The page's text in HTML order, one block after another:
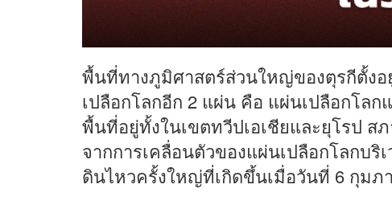
พื้นที่ทางภูมิศาสตร์ส่วนใหญ่ของตุรกีตั้งอ
เปลือกโลกอีก 2 แผ่น คือ แผ่นเปลือกโล
พื้นที่อยู่ทั้งในเขตทวีปเอเชียและยุโรป
จากการเคลื่อนตัวของแผ่นเปลือกโลกบ
ดินไหวครั้งใหญ่ที่เกิดขึ้นเมื่อวันที่ 6 กุมภ